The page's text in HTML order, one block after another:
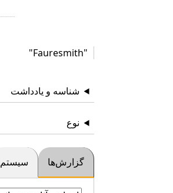
"Fauresmith"
شناسه و یادداشت
نوع
گزارش‌ها سیستم